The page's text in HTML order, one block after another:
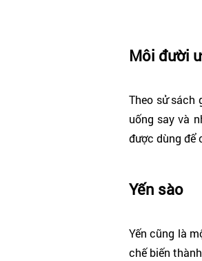
Môi đười
Theo sử sách
uống say và
được dùng để
Yến sào
Yến cũng là
chế biến